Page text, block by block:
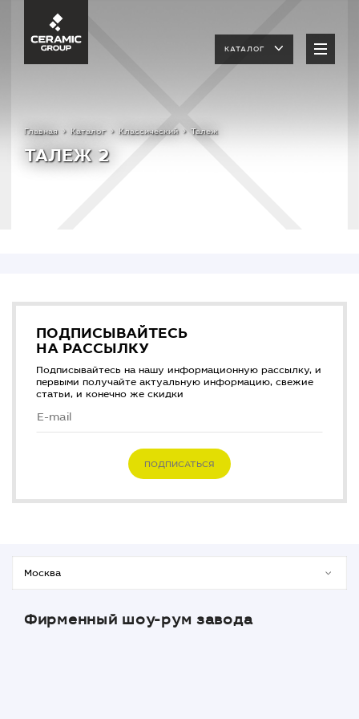
КАТАЛОГ
Главная Каталог Классический Талеж
ТАЛЕЖ 2
ПОДПИСЫВАЙТЕСЬ
НА РАССЫЛКУ
Подписывайтесь на нашу информационную рассылку, и
первыми получайте актуальную информацию, свежие
статьи, и конечно же скидки
ПОДПИСАТЬСЯ
Фирменный шоу-рум завода